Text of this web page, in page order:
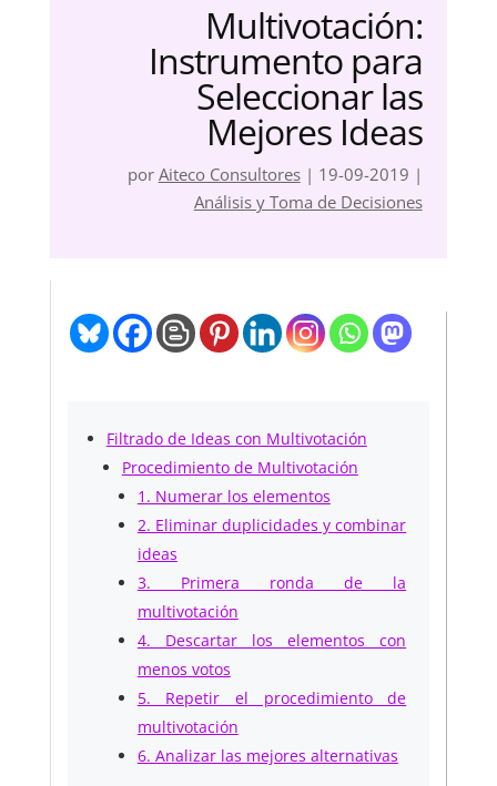
Multivotación:
Instrumento para
Seleccionar las
Mejores Ideas
por Aiteco Consultores| 19-09-2019 |
Análisis y Toma de Decisiones
Filtrado de Ideas con Multivotación
Procedimiento de Multivotación
1. Numerar los elementos
2. Eliminar duplicidades y combinar
ideas
3. Primera ronda de la
multivotación
4. Descartar los elementos con
menos votos
5. Repetir el procedimiento de
multivotación
6. Analizar las mejores alternativas